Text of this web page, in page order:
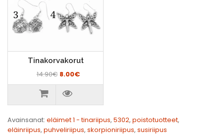
Tinakorvakorut
14.90€ 8.00€
Avainsanat: eläimet 1 - tinariipus, 5302, poistotuotteet,
eläinriipus, puhveliriipus, skorpioniriipus, susiriipus